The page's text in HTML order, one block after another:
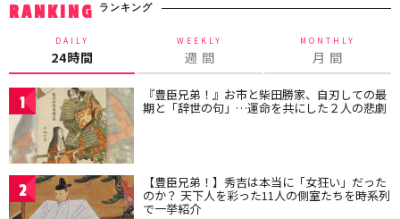
RANKING ランキング
DAILY
24時間
WEEKLY
週 間
MONTHLY
月 間
1 『豊臣兄弟！』お市と柴田勝家、自刃しての最
期と「辞世の句」…運命を共にした２人の悲劇
2 【豊臣兄弟！】秀吉は本当に「女狂い」だった
のか？ 天下人を彩った11人の側室たちを時系列
で一挙紹介